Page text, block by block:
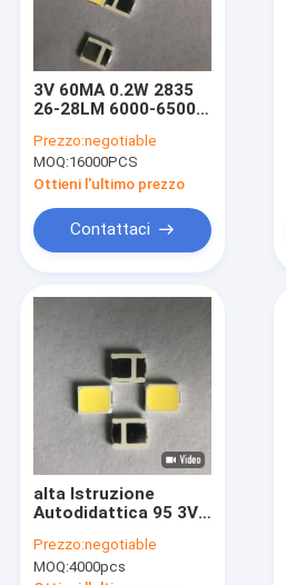
3V 60MA 0.2W 2835
26-28LM 6000-6500K
per luce di prova a
macchina
Prezzo:negotiable
MOQ:16000PCS
Ottieni l'ultimo prezzo
Contattaci
alta Istruzione
Autodidattica 95 3V
di 5200K 2835 Chip
Bright For Protecting
Prezzo:negotiable
MOQ:4000pcs